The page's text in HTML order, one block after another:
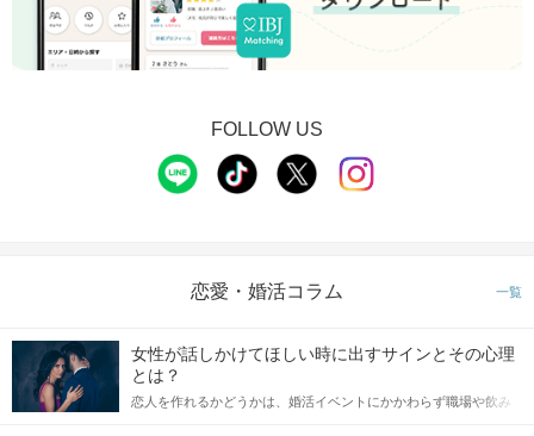
FOLLOW US
恋愛・婚活コラム 一覧
女性が話しかけてほしい時に出すサインとその心理
とは？
恋人を作れるかどうかは、婚活イベントにかかわらず職場や飲み